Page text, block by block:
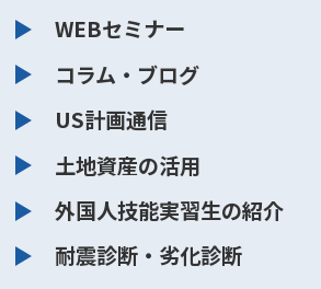
WEBセミナー
コラム・ブログ
US計画通信
土地資産の活用
外国人技能実習生の紹介
耐震診断・劣化診断